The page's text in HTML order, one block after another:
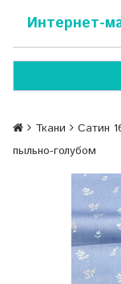
Интернет-
Ткани Сатин
пыльно-голубом